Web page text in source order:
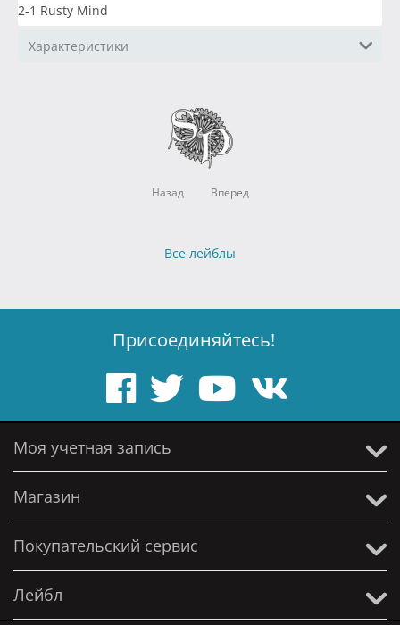
2-1 Rusty Mind
Характеристики
Назад Вперед
Все лейблы
Присоединяйтесь!
Моя учетная запись
Магазин
Покупательский сервис
Лейбл